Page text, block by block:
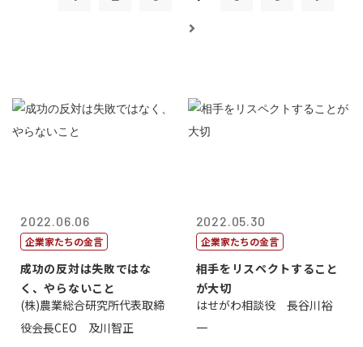
2022.06.06
企業家たちの金言
成功の反対は失敗ではな
く、やらないこと
(株)農業総合研究所代表取締
役会長CEO 及川智正
2022.05.30
企業家たちの金言
相手をリスペクトすること
が大切
はせがわ相談役 長谷川裕
一